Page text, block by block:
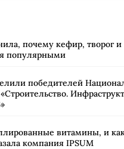
почему кефир, творог
популярными
победителей
витамины, и
компания IPSUM